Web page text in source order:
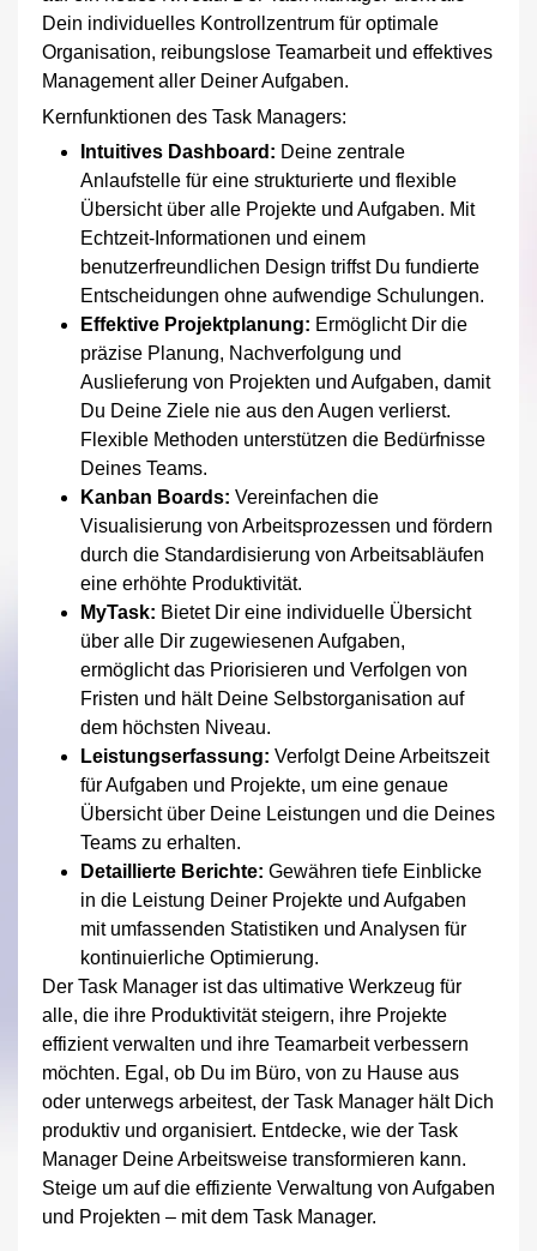
Dein individuelles Kontrollzentrum für optimale
Organisation, reibungslose Teamarbeit und effektives
Management aller Deiner Aufgaben.
Kernfunktionen des Task Managers:
Intuitives Dashboard: Deine zentrale
Anlaufstelle für eine strukturierte und flexible
Übersicht über alle Projekte und Aufgaben. Mit
Echtzeit-Informationen und einem
benutzerfreundlichen Design triffst Du fundierte
Entscheidungen ohne aufwendige Schulungen.
Effektive Projektplanung: Ermöglicht Dir die
präzise Planung, Nachverfolgung und
Auslieferung von Projekten und Aufgaben, damit
Du Deine Ziele nie aus den Augen verlierst.
Flexible Methoden unterstützen die Bedürfnisse
Deines Teams.
Kanban Boards: Vereinfachen die
Visualisierung von Arbeitsprozessen und fördern
durch die Standardisierung von Arbeitsabläufen
eine erhöhte Produktivität.
MyTask: Bietet Dir eine individuelle Übersicht
über alle Dir zugewiesenen Aufgaben,
ermöglicht das Priorisieren und Verfolgen von
Fristen und hält Deine Selbstorganisation auf
dem höchsten Niveau.
Leistungserfassung: Verfolgt Deine Arbeitszeit
für Aufgaben und Projekte, um eine genaue
Übersicht über Deine Leistungen und die Deines
Teams zu erhalten.
Detaillierte Berichte: Gewähren tiefe Einblicke
in die Leistung Deiner Projekte und Aufgaben
mit umfassenden Statistiken und Analysen für
kontinuierliche Optimierung.
Der Task Manager ist das ultimative Werkzeug für
alle, die ihre Produktivität steigern, ihre Projekte
effizient verwalten und ihre Teamarbeit verbessern
möchten. Egal, ob Du im Büro, von zu Hause aus
oder unterwegs arbeitest, der Task Manager hält Dich
produktiv und organisiert. Entdecke, wie der Task
Manager Deine Arbeitsweise transformieren kann.
Steige um auf die effiziente Verwaltung von Aufgaben
und Projekten – mit dem Task Manager.